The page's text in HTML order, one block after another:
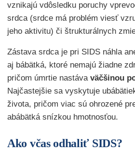
vznikajú vdôsledku poruchy
srdca (srdce má problém viesť
jeho aktivitu) či štrukturálnych
Zástava srdca je pri SIDS náhla
aj bábätká, ktoré nemajú žiadne
pričom úmrtie nastáva väčšinou
Najčastejšie sa vyskytuje
života, pričom viac sú ohrozené
abábätká snízkou hmotnosťou.
Ako včas odhaliť SIDS?